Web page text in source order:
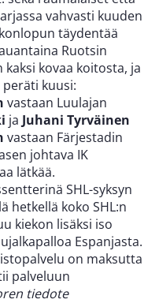
vahvasti kuuden
täydentää
Ruotsin
kaksi kovaa koitosta, ja
kuusi:
vastaan Luulajan
ja Juhani Tyrväinen
vastaan Färjestadin
johtava IK
lätkää.
SHL-syksyn
hetkellä koko SHL:n
kiekon lisäksi iso
Espanjasta.
on maksutta
palveluun
tiedote